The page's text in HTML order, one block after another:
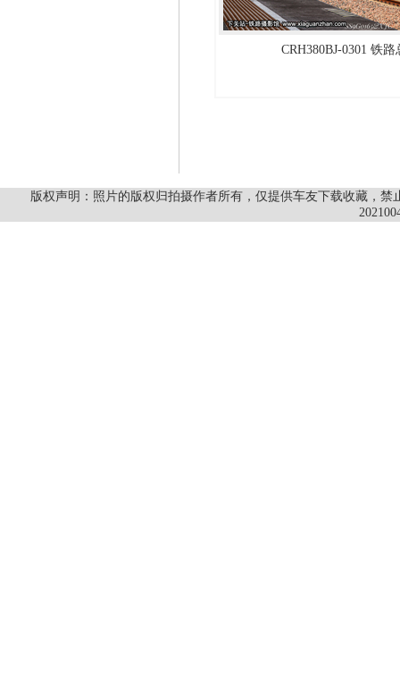
CRH380BJ-0301 铁
版权声明：照片的版权归拍摄作者所有，仅提供车友下载收藏，